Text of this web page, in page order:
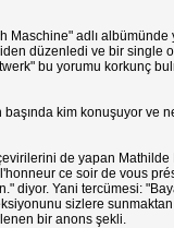
Maschine" adlı albümünde
düzenledi ve bir single
bu yorumu korkunç
başında kim konuşuyor ve
de yapan
ce soir de vous
diyor. Yani tercümesi:
sizlere sunmaktan
bir anons şekli.